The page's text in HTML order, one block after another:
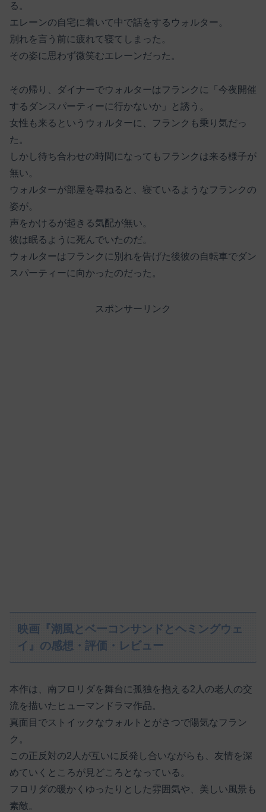
る。
エレーンの自宅に着いて中で話をするウォルター。
別れを言う前に疲れて寝てしまった。
その姿に思わず微笑むエレーンだった。
その帰り、ダイナーでウォルターはフランクに「今夜開催
するダンスパーティーに行かないか」と誘う。
女性も来るというウォルターに、フランクも乗り気だっ
た。
しかし待ち合わせの時間になってもフランクは来る様子が
無い。
ウォルターが部屋を尋ねると、寝ているようなフランクの
姿が。
声をかけるが起きる気配が無い。
彼は眠るように死んでいたのだ。
ウォルターはフランクに別れを告げた後彼の自転車でダン
スパーティーに向かったのだった。
スポンサーリンク
映画『潮風とベーコンサンドとヘミングウェ
イ』の感想・評価・レビュー
本作は、南フロリダを舞台に孤独を抱える2人の老人の交
流を描いたヒューマンドラマ作品。
真面目でストイックなウォルトとがさつで陽気なフラン
ク。
この正反対の2人が互いに反発し合いながらも、友情を深
めていくところが見どころとなっている。
フロリダの暖かくゆったりとした雰囲気や、美しい風景も
素敵。